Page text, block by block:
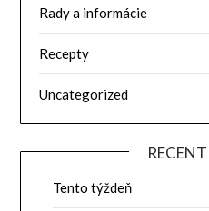
Rady a informácie
Recepty
Uncategorized
Tento týždeň